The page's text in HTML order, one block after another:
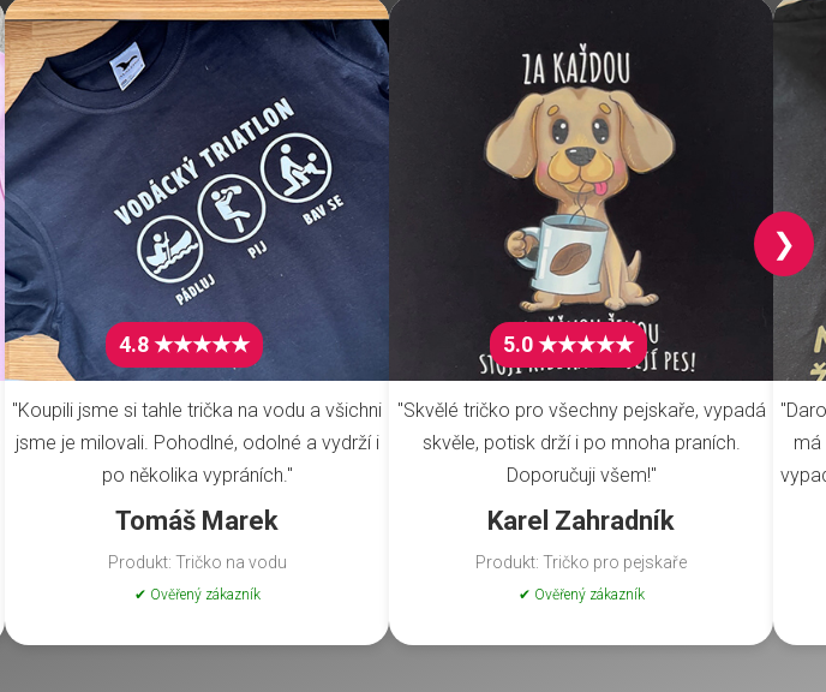
4.8 ★★★★★
"Koupili jsme si tahle trička na vodu a všichni
jsme je milovali. Pohodlné, odolné a vydrží i
po několika vypráních."
Tomáš Marek
Produkt: Tričko na vodu
✔ Ověřený zákazník
5.0 ★★★★★
"Skvělé tričko pro všechny pejskaře, vypadá
skvěle, potisk drží i po mnoha praních.
Doporučuji všem!"
Karel Zahradník
Produkt: Tričko pro pejskaře
✔ Ověřený zákazník
má
❯